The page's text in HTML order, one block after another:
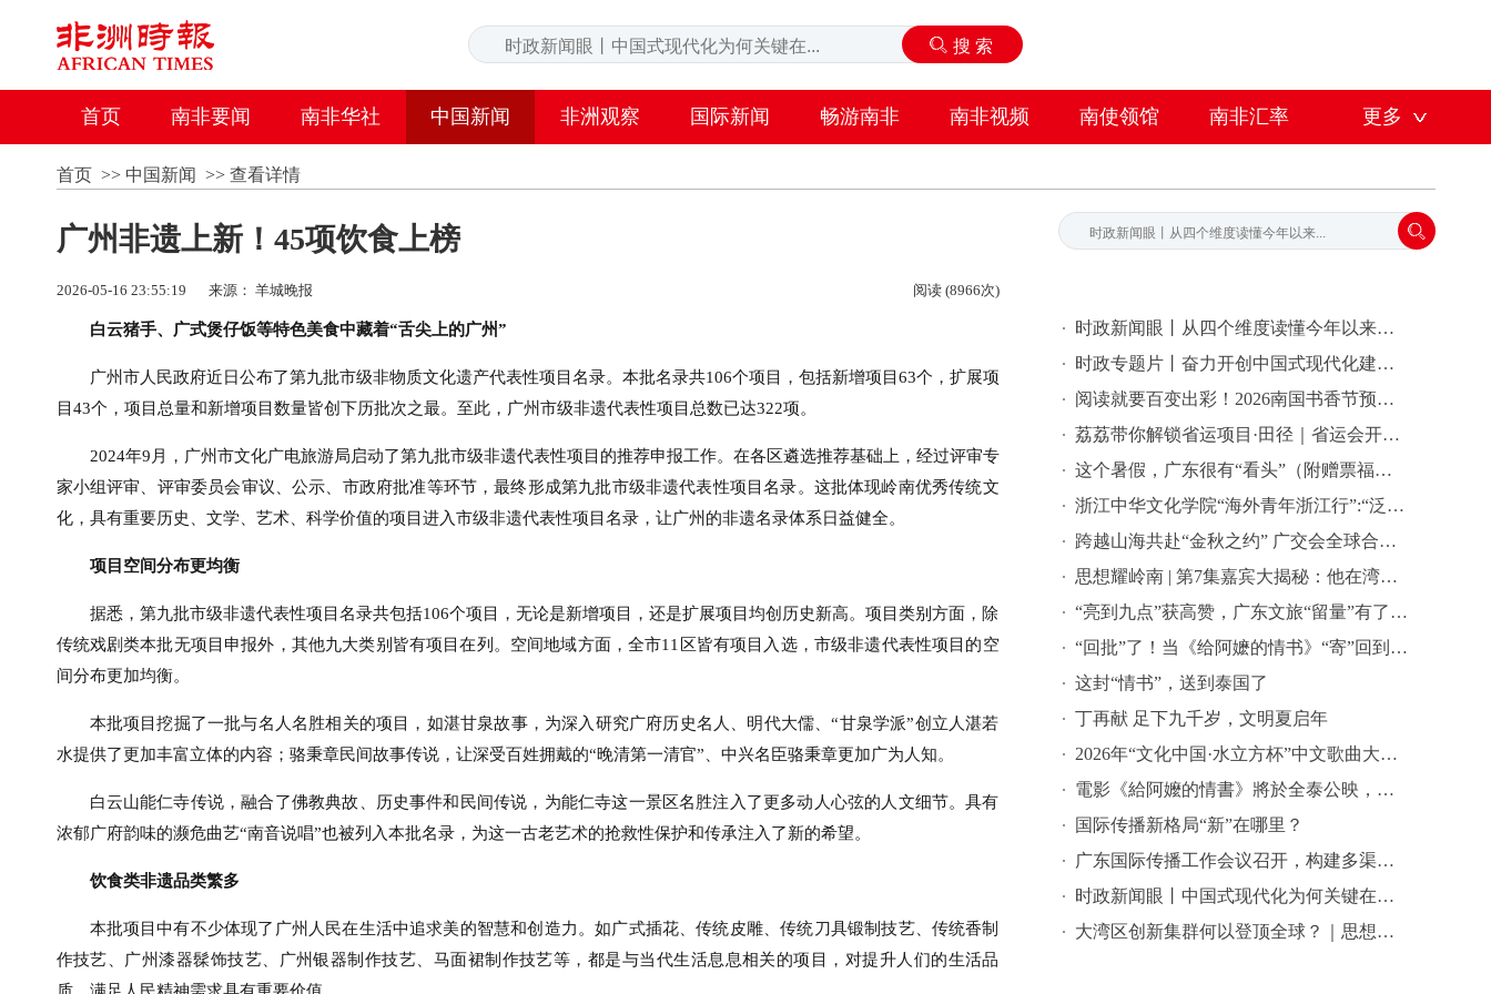
首页 南非要闻 南非华社 中国新闻 非洲观察 国际新闻 畅游南非 南非视频 南使领馆 南非汇率 更多
首页>> 中国新闻 >> 查看详情
广州非遗上新！45项饮食上榜
2026-05-16 23:55:19 来源： 羊城晚报 阅读 (8966次)
白云猪手、广式煲仔饭等特色美食中藏着“舌尖上的广州”
广州市人民政府近日公布了第九批市级非物质文化遗产代表性项目名录。本批名录共106个项目，包括新增项目63个，扩展项
目43个，项目总量和新增项目数量皆创下历批次之最。至此，广州市级非遗代表性项目总数已达322项。
2024年9月，广州市文化广电旅游局启动了第九批市级非遗代表性项目的推荐申报工作。在各区遴选推荐基础上，经过评审专
家小组评审、评审委员会审议、公示、市政府批准等环节，最终形成第九批市级非遗代表性项目名录。这批体现岭南优秀传统文
化，具有重要历史、文学、艺术、科学价值的项目进入市级非遗代表性项目名录，让广州的非遗名录体系日益健全。
项目空间分布更均衡
据悉，第九批市级非遗代表性项目名录共包括106个项目，无论是新增项目，还是扩展项目均创历史新高。项目类别方面，除
传统戏剧类本批无项目申报外，其他九大类别皆有项目在列。空间地域方面，全市11区皆有项目入选，市级非遗代表性项目的空
间分布更加均衡。
本批项目挖掘了一批与名人名胜相关的项目，如湛甘泉故事，为深入研究广府历史名人、明代大儒、“甘泉学派”创立人湛若
水提供了更加丰富立体的内容；骆秉章民间故事传说，让深受百姓拥戴的“晚清第一清官”、中兴名臣骆秉章更加广为人知。
白云山能仁寺传说，融合了佛教典故、历史事件和民间传说，为能仁寺这一景区名胜注入了更多动人心弦的人文细节。具有
浓郁广府韵味的濒危曲艺“南音说唱”也被列入本批名录，为这一古老艺术的抢救性保护和传承注入了新的希望。
饮食类非遗品类繁多
本批项目中有不少体现了广州人民在生活中追求美的智慧和创造力。如广式插花、传统皮雕、传统刀具锻制技艺、传统香制
作技艺、广州漆器髹饰技艺、广州银器制作技艺、马面裙制作技艺等，都是与当代生活息息相关的项目，对提升人们的生活品
时政新闻眼丨从四个维度读懂今年以来中国元首外交
时政专题片丨奋力开创中国式现代化建设新局面——习近平总书记今年以来治国理政纪实
阅读就要百变出彩！2026南国书香节预热先导片发布
荔荔带你解锁省运项目·田径｜省运会开幕式倒计时2天
这个暑假，广东很有“看头”（附赠票福利）
浙江中华文化学院“海外青年浙江行”:“泛舟富春江上-寻味中华文脉”中华文化研学之旅活动
跨越山海共赴“金秋之约” 广交会全球合作伙伴签约活动在穗举行
思想耀岭南 | 第7集嘉宾大揭秘：他在湾区批量孵化独角兽企业
“亮到九点”获高赞，广东文旅“留量”有了新密码 | 文旅友好看广东②
“回批”了！当《给阿嬷的情书》“寄”回到故事发生地泰国……
这封“情书”，送到泰国了
丁再献 足下九千岁，文明夏启年
2026年“文化中国·水立方杯”中文歌曲大赛总决赛落幕，选手精彩表现来啦→
電影《給阿嬤的情書》將於全泰公映，導演藍鴻春推薦潮汕美景美食
国际传播新格局“新”在哪里？
广东国际传播工作会议召开，构建多渠道立体式对外传播格局引热议
时政新闻眼丨中国式现代化为何关键在科技现代化？总书记作出战略指引
大湾区创新集群何以登顶全球？｜思想耀岭南